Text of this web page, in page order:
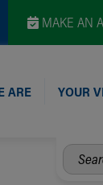
MAKE AN
ARE YOUR
Search
our